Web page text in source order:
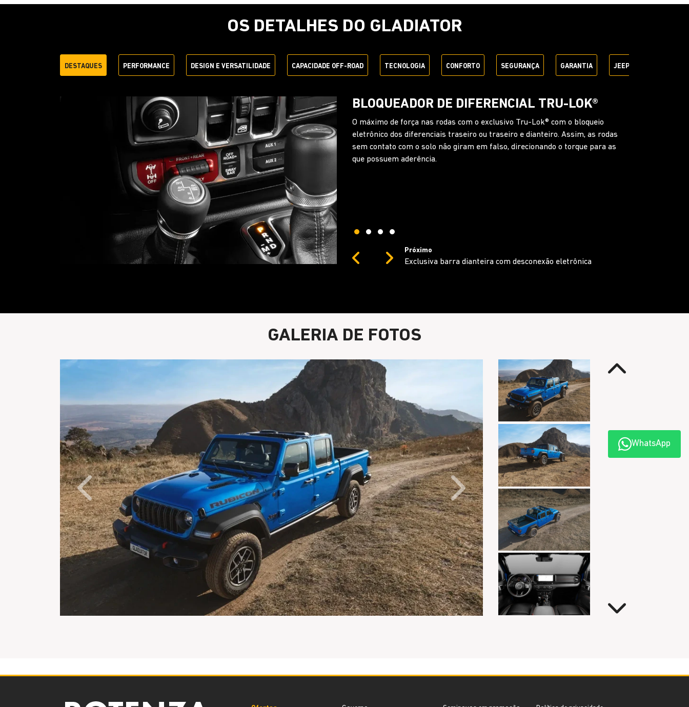
OS DETALHES DO GLADIATOR
DESTAQUES PERFORMANCE DESIGN E VERSATILIDADE CAPACIDADE OFF-ROAD TECNOLOGIA CONFORTO SEGURANÇA GARANTIA JEEP + SEM PARAR
EXCLUSIVA BARRA DIANTEIRA COM
DESCONEXÃO ELETRÔNICA
A sua aventura continua até nos terrenos mais difíceis. Com o botão SwayBar,
você desconecta a barra estabilizadora e ajuda a articulação da suspensão em
até 30%, deixando o eixo dianteiro trabalhar mais livremente.
Próximo
Câmera frontal Trailcam
PreviousNext
GALERIA DE FOTOS
Anterior Próximo
Anterior
WhatsApp